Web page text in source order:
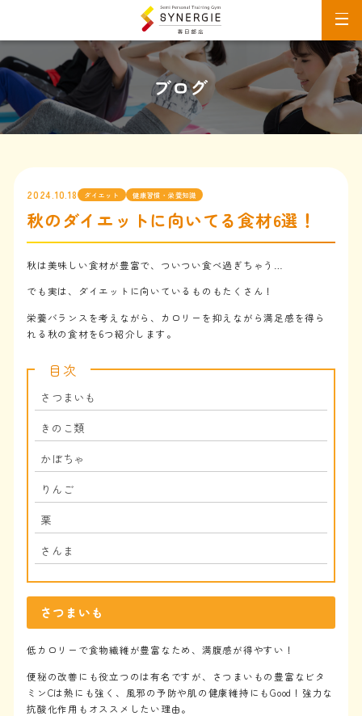
ブログ
2024.10.18 ダイエット 健康習慣・栄養知識
秋のダイエットに向いてる食材6選！
秋は美味しい食材が豊富で、ついつい食べ過ぎちゃう…
でも実は、ダイエットに向いているものもたくさん！
栄養バランスを考えながら、カロリーを抑えながら満足感を得ら
れる秋の食材を6つ紹介します。
目次
さつまいも
きのこ類
かぼちゃ
りんご
栗
さんま
さつまいも
低カロリーで食物繊維が豊富なため、満腹感が得やすい！
便秘の改善にも役立つのは有名ですが、さつまいもの豊富なビタ
ミンCは熱にも強く、風邪の予防や肌の健康維持にもGood！強力な
抗酸化作用もオススメしたい理由。